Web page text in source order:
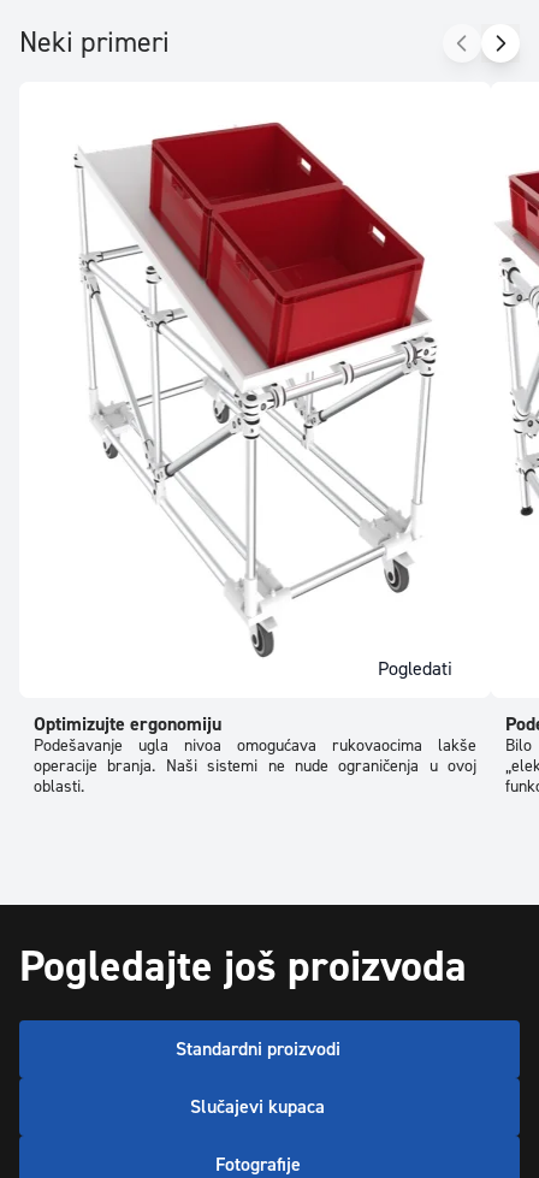
Neki primeri
Pogledati
Optimizujte ergonomiju
Podešavanje ugla nivoa omogućava rukovaocima lakše
operacije branja. Naši sistemi ne nude ograničenja u ovoj
oblasti.
Pogledajte još proizvoda
Standardni proizvodi
Slučajevi kupaca
Fotografije